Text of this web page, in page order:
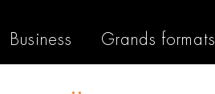
Business Grands formats